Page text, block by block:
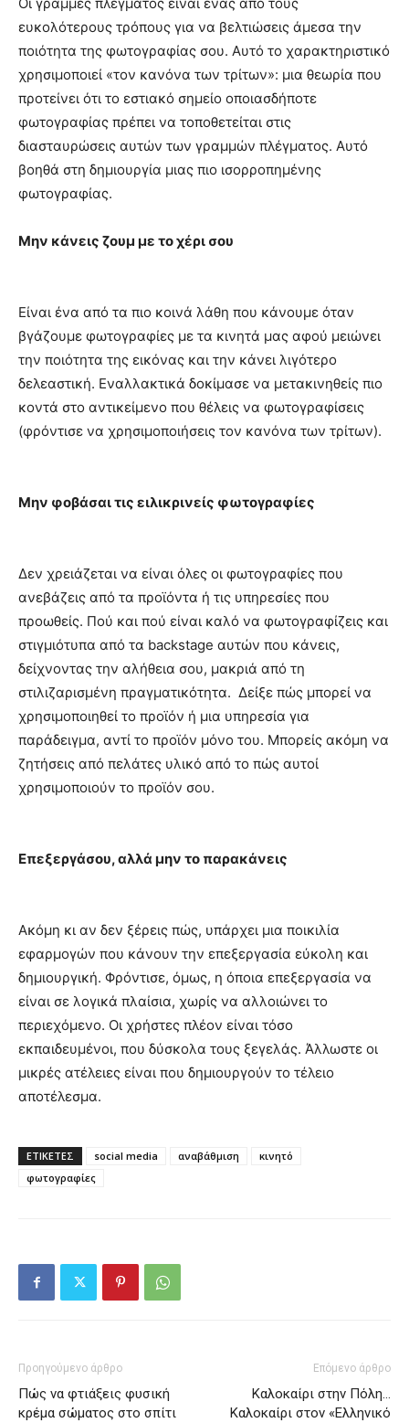
ευκολότερους τρόπους για να βελτιώσεις άμεσα την
ποιότητα της φωτογραφίας σου. Αυτό το χαρακτηριστικό
χρησιμοποιεί «τον κανόνα των τρίτων»: μια θεωρία που
προτείνει ότι το εστιακό σημείο οποιασδήποτε
φωτογραφίας πρέπει να τοποθετείται στις
διασταυρώσεις αυτών των γραμμών πλέγματος. Αυτό
βοηθά στη δημιουργία μιας πιο ισορροπημένης
φωτογραφίας.
Μην κάνεις ζουμ με το χέρι σου
Είναι ένα από τα πιο κοινά λάθη που κάνουμε όταν
βγάζουμε φωτογραφίες με τα κινητά μας αφού μειώνει
την ποιότητα της εικόνας και την κάνει λιγότερο
δελεαστική. Εναλλακτικά δοκίμασε να μετακινηθείς πιο
κοντά στο αντικείμενο που θέλεις να φωτογραφίσεις
(φρόντισε να χρησιμοποιήσεις τον κανόνα των τρίτων).
Μην φοβάσαι τις ειλικρινείς φωτογραφίες
Δεν χρειάζεται να είναι όλες οι φωτογραφίες που
ανεβάζεις από τα προϊόντα ή τις υπηρεσίες που
προωθείς. Πού και πού είναι καλό να φωτογραφίζεις και
στιγμιότυπα από τα backstage αυτών που κάνεις,
δείχνοντας την αλήθεια σου, μακριά από τη
στιλιζαρισμένη πραγματικότητα. Δείξε πώς μπορεί να
χρησιμοποιηθεί το προϊόν ή μια υπηρεσία για
παράδειγμα, αντί το προϊόν μόνο του. Μπορείς ακόμη να
ζητήσεις από πελάτες υλικό από το πώς αυτοί
χρησιμοποιούν το προϊόν σου.
Επεξεργάσου, αλλά μην το παρακάνεις
Ακόμη κι αν δεν ξέρεις πώς, υπάρχει μια ποικιλία
εφαρμογών που κάνουν την επεξεργασία εύκολη και
δημιουργική. Φρόντισε, όμως, η όποια επεξεργασία να
είναι σε λογικά πλαίσια, χωρίς να αλλοιώνει το
περιεχόμενο. Οι χρήστες πλέον είναι τόσο
εκπαιδευμένοι, που δύσκολα τους ξεγελάς. Άλλωστε οι
μικρές ατέλειες είναι που δημιουργούν το τέλειο
αποτέλεσμα.
ΕΤΙΚΕΤΕΣ social media αναβάθμιση
κινητό
φωτογραφίες
Προηγούμενο άρθρο
Πώς να φτιάξεις φυσική
κρέμα σώματος στο σπίτι
Επόμενο άρθρο
Καλοκαίρι στην Πόλη…
Καλοκαίρι στον «Ελληνικό